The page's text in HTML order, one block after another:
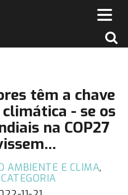
têm a chave
- se os
na COP27
AMBIENTE E CLIMA,